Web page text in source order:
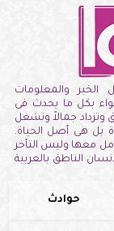
والمعلومات
بكل ما يحدث فى
وتزداد جمالاً وتشغل
بل هى أصل الحياة.
معها وليس التأخر
الناطق بالعربية
حوادث